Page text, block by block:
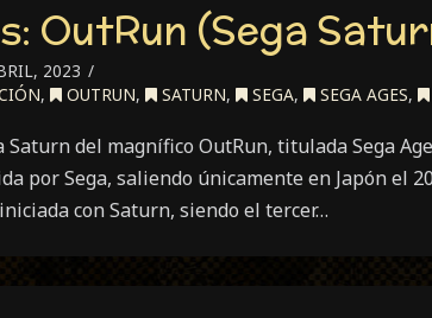
OutRun (Sega
2023
, OUTRUN, SATURN, SEGA, SEGA AGES,
Saturn del magnífico OutRun, titulada Sega
por Sega, saliendo únicamente en Japón el
con Saturn, siendo el tercer…